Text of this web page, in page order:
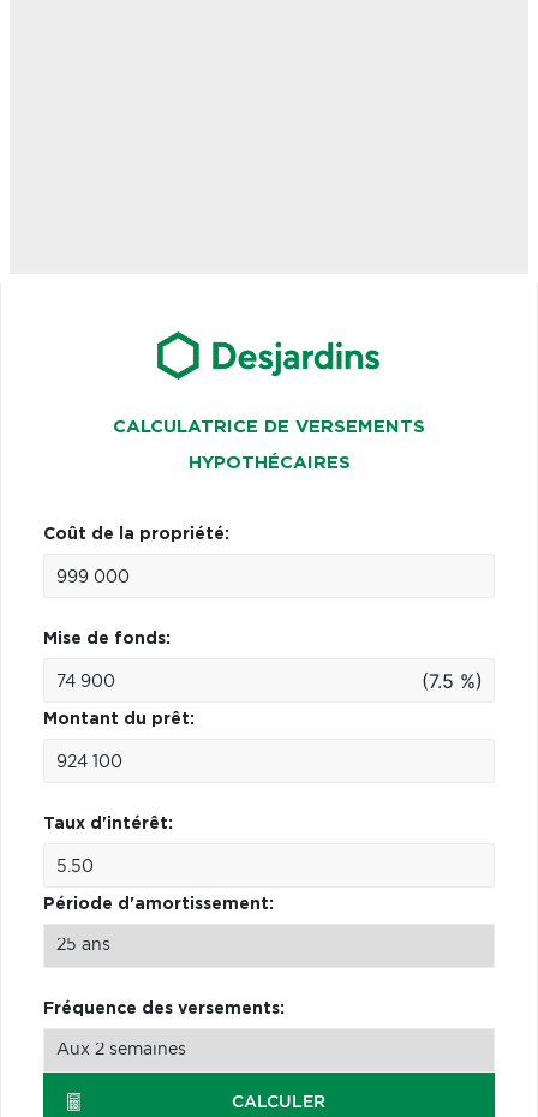
CALCULATRICE DE VERSEMENTS
HYPOTHÉCAIRES
Coût de la propriété:
Mise de fonds:
(7.5 %)
Montant du prêt:
Taux d'intérêt:
Période d'amortissement:
Fréquence des versements:
CALCULER